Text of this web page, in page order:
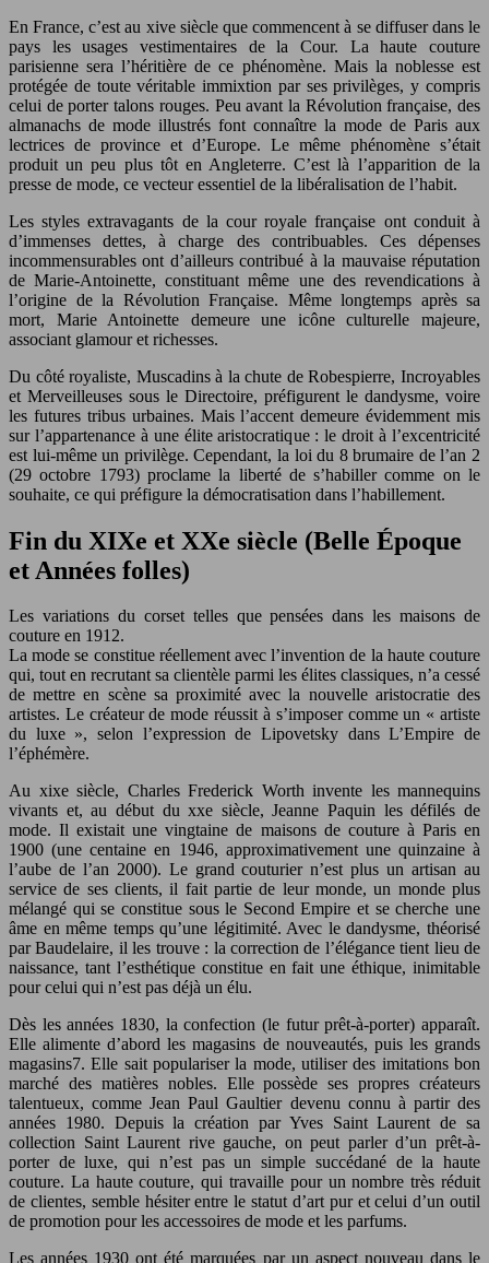
En France, c’est au xive siècle que commencent à se diffuser dans le
pays les usages vestimentaires de la Cour. La haute couture
parisienne sera l’héritière de ce phénomène. Mais la noblesse est
protégée de toute véritable immixtion par ses privilèges, y compris
celui de porter talons rouges. Peu avant la Révolution française, des
almanachs de mode illustrés font connaître la mode de Paris aux
lectrices de province et d’Europe. Le même phénomène s’était
produit un peu plus tôt en Angleterre. C’est là l’apparition de la
presse de mode, ce vecteur essentiel de la libéralisation de l’habit.
Les styles extravagants de la cour royale française ont conduit à
d’immenses dettes, à charge des contribuables. Ces dépenses
incommensurables ont d’ailleurs contribué à la mauvaise réputation
de Marie-Antoinette, constituant même une des revendications à
l’origine de la Révolution Française. Même longtemps après sa
mort, Marie Antoinette demeure une icône culturelle majeure,
associant glamour et richesses.
Du côté royaliste, Muscadins à la chute de Robespierre, Incroyables
et Merveilleuses sous le Directoire, préfigurent le dandysme, voire
les futures tribus urbaines. Mais l’accent demeure évidemment mis
sur l’appartenance à une élite aristocratique : le droit à l’excentricité
est lui-même un privilège. Cependant, la loi du 8 brumaire de l’an 2
(29 octobre 1793) proclame la liberté de s’habiller comme on le
souhaite, ce qui préfigure la démocratisation dans l’habillement.
Fin du XIXe et XXe siècle (Belle Époque
et Années folles)
Les variations du corset telles que pensées dans les maisons de
couture en 1912.
La mode se constitue réellement avec l’invention de la haute couture
qui, tout en recrutant sa clientèle parmi les élites classiques, n’a cessé
de mettre en scène sa proximité avec la nouvelle aristocratie des
artistes. Le créateur de mode réussit à s’imposer comme un « artiste
du luxe », selon l’expression de Lipovetsky dans L’Empire de
l’éphémère.
Au xixe siècle, Charles Frederick Worth invente les mannequins
vivants et, au début du xxe siècle, Jeanne Paquin les défilés de
mode. Il existait une vingtaine de maisons de couture à Paris en
1900 (une centaine en 1946, approximativement une quinzaine à
l’aube de l’an 2000). Le grand couturier n’est plus un artisan au
service de ses clients, il fait partie de leur monde, un monde plus
mélangé qui se constitue sous le Second Empire et se cherche une
âme en même temps qu’une légitimité. Avec le dandysme, théorisé
par Baudelaire, il les trouve : la correction de l’élégance tient lieu de
naissance, tant l’esthétique constitue en fait une éthique, inimitable
pour celui qui n’est pas déjà un élu.
Dès les années 1830, la confection (le futur prêt-à-porter) apparaît.
Elle alimente d’abord les magasins de nouveautés, puis les grands
magasins7. Elle sait populariser la mode, utiliser des imitations bon
marché des matières nobles. Elle possède ses propres créateurs
talentueux, comme Jean Paul Gaultier devenu connu à partir des
années 1980. Depuis la création par Yves Saint Laurent de sa
collection Saint Laurent rive gauche, on peut parler d’un prêt-à-
porter de luxe, qui n’est pas un simple succédané de la haute
couture. La haute couture, qui travaille pour un nombre très réduit
de clientes, semble hésiter entre le statut d’art pur et celui d’un outil
de promotion pour les accessoires de mode et les parfums.
Les années 1930 ont été marquées par un aspect nouveau dans le